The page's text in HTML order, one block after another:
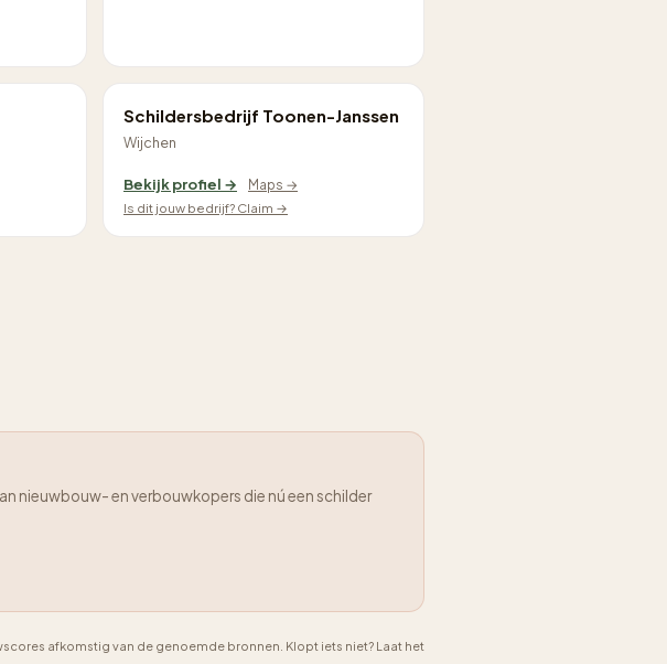
Schildersbedrijf Toonen-Janssen
Wijchen
Bekijk profiel →
Maps →
Is dit jouw bedrijf? Claim →
nieuwbouw- en verbouwkopers die nú een schilder
afkomstig van de genoemde bronnen. Klopt iets niet? Laat het